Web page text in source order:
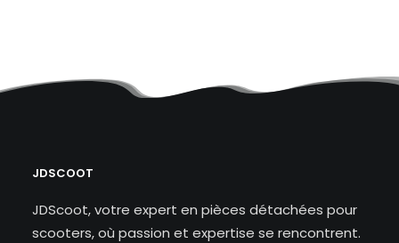
JDSCOOT
JDScoot, votre expert en pièces détachées pour
scooters, où passion et expertise se rencontrent.